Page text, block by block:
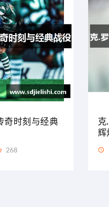
奇时刻与经典
268
辉